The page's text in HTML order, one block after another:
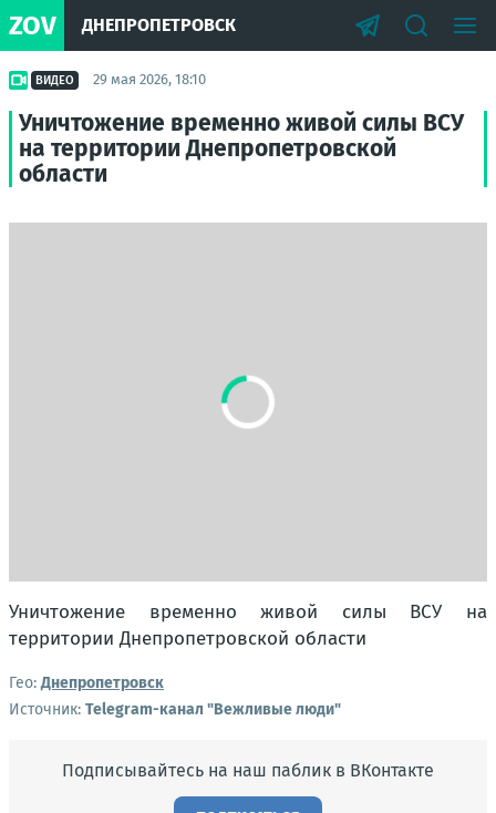
ZOV ДНЕПРОПЕТРОВСК
ВИДЕО 29 мая 2026, 18:10
Уничтожение временно живой силы ВСУ
на территории Днепропетровской
области
Уничтожение временно живой силы ВСУ на
территории Днепропетровской области
Гео:Днепропетровск
Источник: Telegram-канал "Вежливые люди"
Подписывайтесь на наш паблик в ВКонтакте